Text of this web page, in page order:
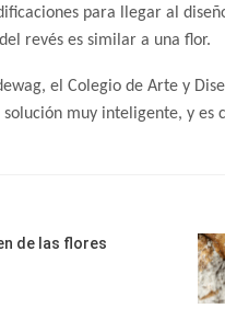
para llegar al
revés es similar a una flor.
el Colegio de Arte y
muy inteligente, y es
de las flores